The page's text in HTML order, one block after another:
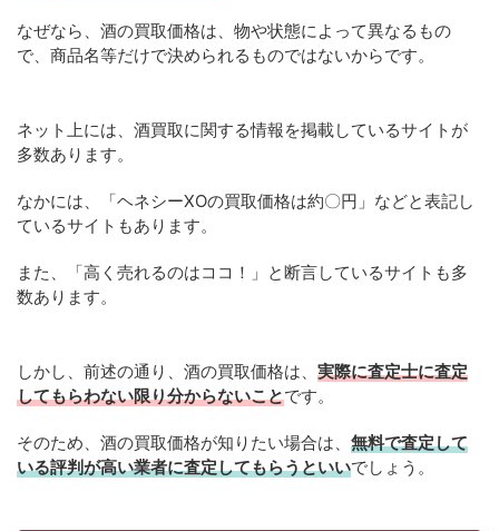
なぜなら、酒の買取価格は、物や状態によって異なるもの
で、商品名等だけで決められるものではないからです。
ネット上には、酒買取に関する情報を掲載しているサイトが
多数あります。
なかには、「ヘネシーXOの買取価格は約〇円」などと表記し
ているサイトもあります。
また、「高く売れるのはココ！」と断言しているサイトも多
数あります。
しかし、前述の通り、酒の買取価格は、 実際に査定士に査定
してもらわない限り分からないことです。
そのため、酒の買取価格が知りたい場合は、 無料で査定して
いる評判が高い業者に査定してもらうといいでしょう。